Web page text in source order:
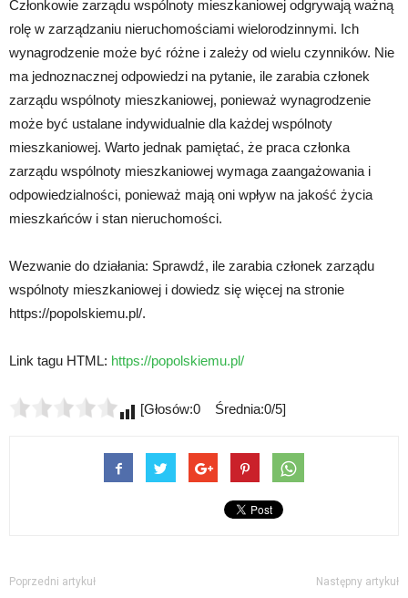
Członkowie zarządu wspólnoty mieszkaniowej odgrywają ważną
rolę w zarządzaniu nieruchomościami wielorodzinnymi. Ich
wynagrodzenie może być różne i zależy od wielu czynników. Nie
ma jednoznacznej odpowiedzi na pytanie, ile zarabia członek
zarządu wspólnoty mieszkaniowej, ponieważ wynagrodzenie
może być ustalane indywidualnie dla każdej wspólnoty
mieszkaniowej. Warto jednak pamiętać, że praca członka
zarządu wspólnoty mieszkaniowej wymaga zaangażowania i
odpowiedzialności, ponieważ mają oni wpływ na jakość życia
mieszkańców i stan nieruchomości.
Wezwanie do działania: Sprawdź, ile zarabia członek zarządu
wspólnoty mieszkaniowej i dowiedz się więcej na stronie
https://popolskiemu.pl/.
Link tagu HTML: https://popolskiemu.pl/
[Głosów:0 Średnia:0/5]
Poprzedni artykuł Następny artykuł